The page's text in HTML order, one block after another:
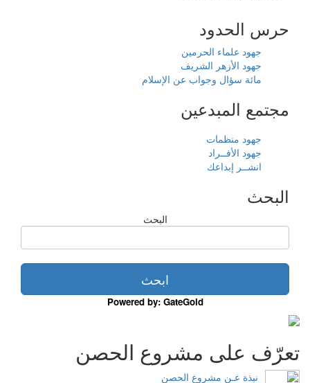
حرس الحدود
جهود علماء الحرمين
جهود الأزهر الشريف
مائة سؤال وجواب عن الإسلام
مجتمع المبدعين
جهود منظمات
جهود الأفــراد
انشــر إبداعك
البحث
البحث
Powered by: GateGold
تعرّف على مشروع الحصن
نبذة عـن مشروع الحصن